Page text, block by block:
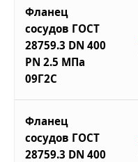
Фланец
сосудов ГОСТ
28759.3 DN 400
PN 2.5 МПа
09Г2С
Фланец
сосудов ГОСТ
28759.3 DN 400